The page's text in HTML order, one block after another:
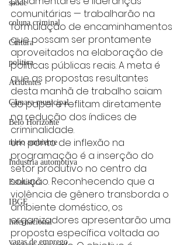
saúde
coluna criminal
Cultura
politica
Acidentes
Câmara municipal
Belo Horizonte
meio ambiente
Industria automotiva
Estatística
IBGE
Internacional
vagas de emprego
comunitárias — trabalharão na
formulação de encaminhamentos
que possam ser prontamente
aproveitados na elaboração de
políticas públicas reais. A meta é
que as propostas resultantes
desta manhã de trabalho saiam
do papel e reflitam diretamente
na redução dos índices de
criminalidade.
Um ponto de inflexão na
programação é a inserção do
setor produtivo no centro da
solução. Reconhecendo que a
violência de gênero transborda o
ambiente doméstico, os
organizadores apresentarão uma
proposta específica voltada ao